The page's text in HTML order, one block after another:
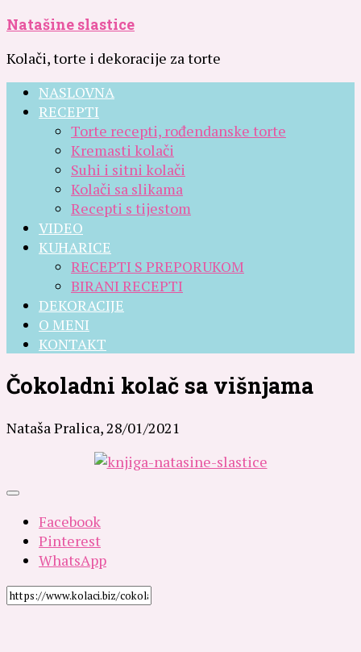
Natašine slastice
Kolači, torte i dekoracije za torte
NASLOVNA
RECEPTI
Torte recepti, rođendanske torte
Kremasti kolači
Suhi i sitni kolači
Kolači sa slikama
Recepti s tijestom
VIDEO
KUHARICE
RECEPTI S PREPORUKOM
BIRANI RECEPTI
DEKORACIJE
O MENI
KONTAKT
Čokoladni kolač sa višnjama
Nataša Pralica,28/01/2021
Facebook
Pinterest
WhatsApp